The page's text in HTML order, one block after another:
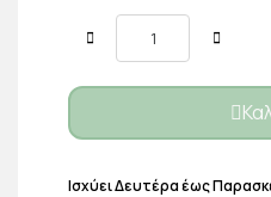
Ισχύει Δευτέρα έως